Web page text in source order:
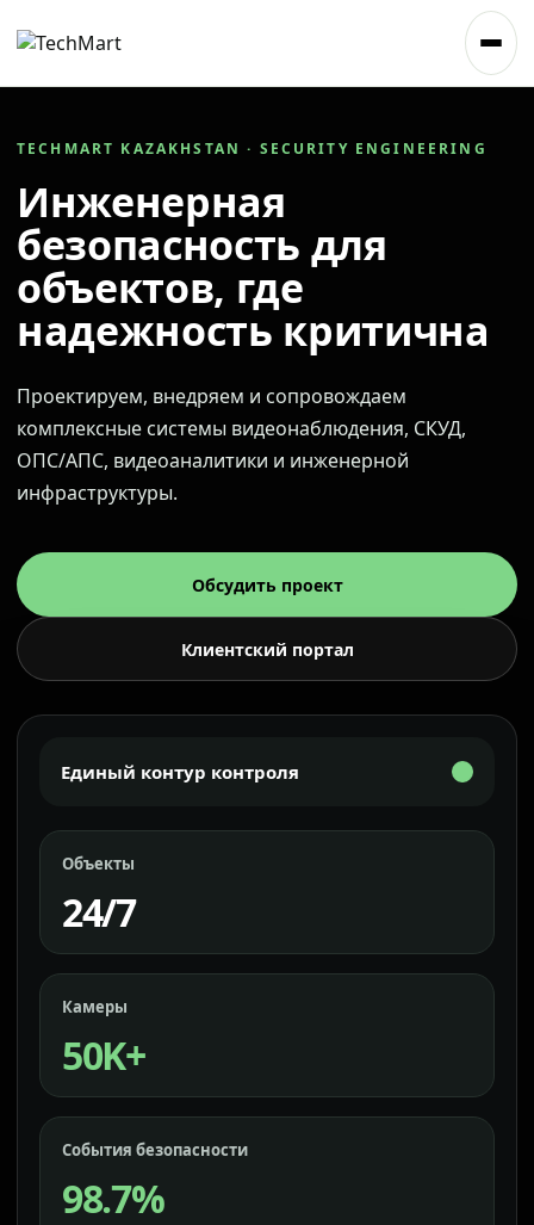
TECHMART KAZAKHSTAN · SECURITY ENGINEERING
Инженерная
безопасность для
объектов, где
надежность критична
Проектируем, внедряем и сопровождаем
комплексные системы видеонаблюдения, СКУД,
ОПС/АПС, видеоаналитики и инженерной
инфраструктуры.
Обсудить проект
Клиентский портал
Единый контур контроля
Объекты
24/7
Камеры
50K+
События безопасности
98.7%